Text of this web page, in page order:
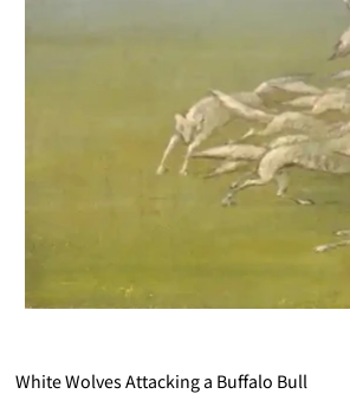
White Wolves Attacking a Buffalo Bull